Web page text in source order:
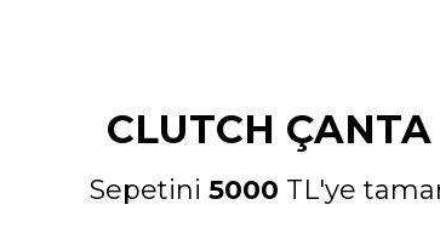
CLUTCH
Sepetini 5000 TL'ye